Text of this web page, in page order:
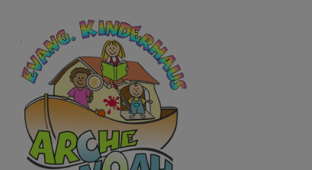
Inhalt